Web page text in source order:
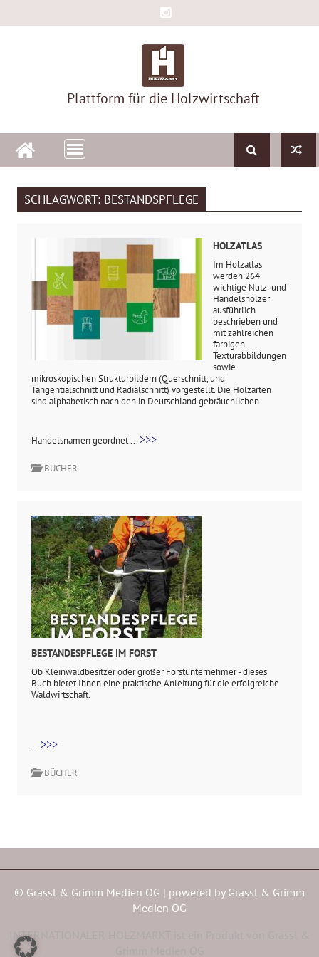
to
Plattform für die Holzwirtschaft
SCHLAGWORT: BESTANDSPFLEGE
HOLZATLAS
Im Holzatlas
werden 264
wichtige Nutz- und
Handelshölzer
ausführlich
beschrieben und
mit zahlreichen
farbigen
Texturabbildungen
sowie
mikroskopischen Strukturbildern (Querschnitt, und
Tangentialschnitt und Radialschnitt) vorgestellt. Die Holzarten
sind alphabetisch nach den in Deutschland gebräuchlichen
Handelsnamen geordnet ... >>>
BÜCHER
BESTANDESPFLEGE IM FORST
Ob Kleinwaldbesitzer oder großer Forstunternehmer - dieses
Buch bietet Ihnen eine praktische Anleitung für die erfolgreiche
Waldwirtschaft.
... >>>
BÜCHER
© Grassl & Grimm Medien OG | powered by Grassl & Grimm
Medien OG
INTERNATIONALER HOLZMARKT ist ein Produkt von Grassl &